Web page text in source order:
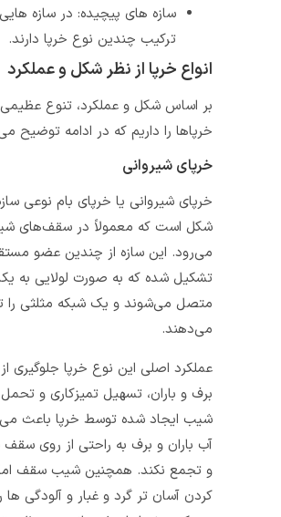
سازه‌ های پیچیده: در سازه‌ هایی که نیاز به
ترکیب چندین نوع خرپا دارند.
انواع خرپا از نظر شکل و عملکرد
بر اساس شکل و عملکرد، تنوع عظیمی از انواع
خرپاها را داریم که در ادامه توضیح می دهیم.
خرپای شیروانی
خرپای شیروانی یا خرپای بام نوعی سازه مثلثی
شکل است که معمولاً در سقف‌های شیبدار به کار
می‌رود. این سازه از چندین عضو مستقیم
تشکیل شده که به صورت لولایی به یکدیگر
متصل می‌شوند و یک شبکه مثلثی را تشکیل
عملکرد اصلی این نوع خرپا جلوگیری از تجمع
برف و باران، تسهیل تمیزکاری و تحمل بار است.
شیب ایجاد شده توسط خرپا باعث می‌ شود که
آب باران و برف به راحتی از روی سقف سر خورده
و تجمع نکند. همچنین شیب سقف امکان تمیز
کردن آسان‌ تر گرد و غبار و آلودگی‌ ها را فراهم